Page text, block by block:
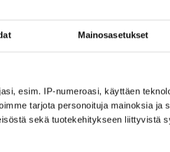
Mainosasetukset
esim. IP-numeroasi, käyttäen
tarjota personoituja mainoksia ja
sekä tuotekehitykseen liittyvistä